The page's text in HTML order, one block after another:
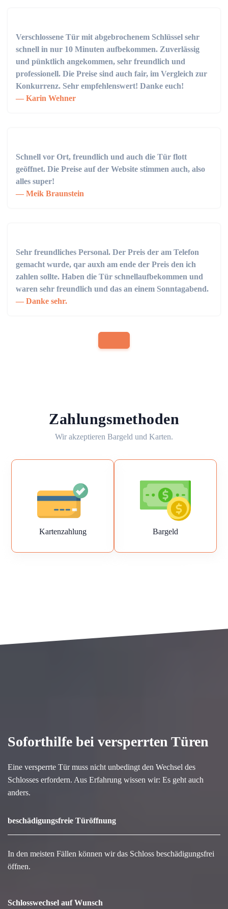
Verschlossene Tür mit abgebrochenem Schlüssel sehr
schnell in nur 10 Minuten aufbekommen. Zuverlässig
und pünktlich angekommen, sehr freundlich und
professionell. Die Preise sind auch fair, im Vergleich zur
Konkurrenz. Sehr empfehlenswert! Danke euch!
Karin Wehner
Schnell vor Ort, freundlich und auch die Tür flott
geöffnet. Die Preise auf der Website stimmen auch, also
alles super!
Meik Braunstein
Sehr freundliches Personal. Der Preis der am Telefon
gemacht wurde, qar auxh am ende der Preis den ich
zahlen sollte. Haben die Tür schnellaufbekommen und
waren sehr freundlich und das an einem Sonntagabend.
Danke sehr.
Zahlungsmethoden
Wir akzeptieren Bargeld und Karten.
Kartenzahlung Bargeld
Soforthilfe bei versperrten Türen
Eine versperrte Tür muss nicht unbedingt den Wechsel des
Schlosses erfordern. Aus Erfahrung wissen wir: Es geht auch
anders.
beschädigungsfreie Türöffnung
In den meisten Fällen können wir das Schloss beschädigungsfrei
öffnen.
Schlosswechsel auf Wunsch